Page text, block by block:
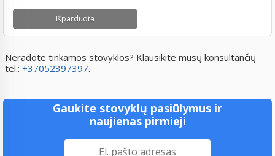
Išparduota
Neradote tinkamos stovyklos? Klausikite mūsų konsultančių
tel.: +37052397397.
Gaukite stovyklų pasiūlymus ir
naujienas pirmieji